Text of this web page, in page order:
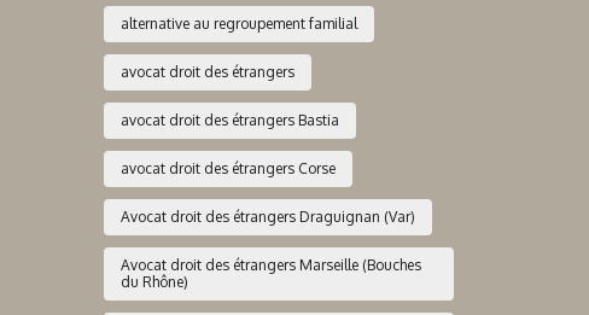
alternative au regroupement familial
avocat droit des étrangers
avocat droit des étrangers Bastia
avocat droit des étrangers Corse
Avocat droit des étrangers Draguignan (Var)
Avocat droit des étrangers Marseille (Bouches
du Rhône)